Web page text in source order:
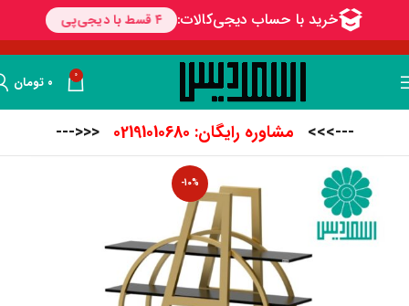
0 ۰ تومان
--->>> مشاوره رایگان: 02191010680 <<<---
-10%